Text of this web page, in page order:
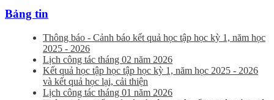
Bảng tin
Thông báo - Cảnh báo kết quả học tập học kỳ 1, năm học
2025 - 2026
Lịch công tác tháng 02 năm 2026
Kết quả học tập học tập học kỳ 1, năm học 2025 - 2026
và kết quả học lại, cải thiện
Lịch công tác tháng 01 năm 2026